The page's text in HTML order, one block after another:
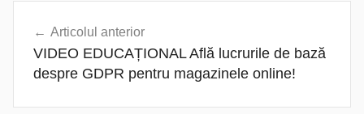
articole
Articolul anterior
VIDEO EDUCAȚIONAL Află lucrurile de bază
despre GDPR pentru magazinele online!